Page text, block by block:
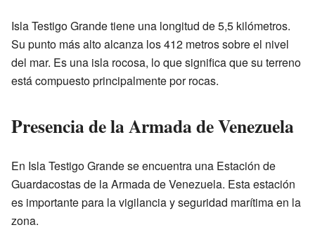
Isla Testigo Grande tiene una longitud de 5,5 kilómetros.
Su punto más alto alcanza los 412 metros sobre el nivel
del mar. Es una isla rocosa, lo que significa que su terreno
está compuesto principalmente por rocas.
Presencia de la Armada de Venezuela
En Isla Testigo Grande se encuentra una Estación de
Guardacostas de la Armada de Venezuela. Esta estación
es importante para la vigilancia y seguridad marítima en la
zona.